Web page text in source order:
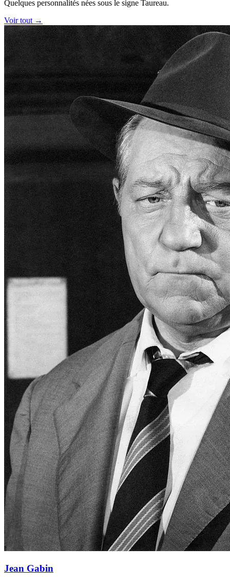
Quelques personnalités nées sous le signe Taureau.
Voir tout →
Jean Gabin